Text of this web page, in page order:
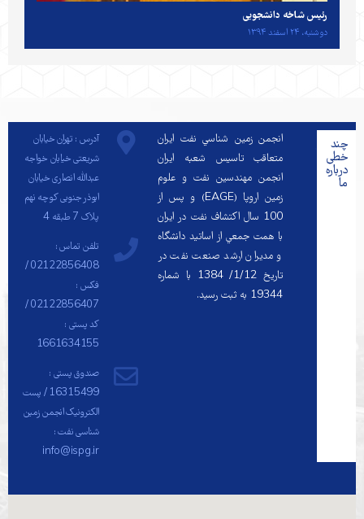
رئیس شاخه دانشجویی
دوشنبه، ۲۴ اسفند ۱۳۹۴
چند
خطی
درباره
ما
انجمن زمين شناسي نفت ايران
متعاقب تاسيس شعبه ايران
انجمن مهندسين نفت و علوم
زمين اروپا (EAGE) و پس از
100 سال اكتشاف نفت در ايران
با همت جمعي از اساتيد دانشگاه
و مديران ارشد صنعت نفت در
تاريخ 1/12/ 1384 با شماره
19344 به ثبت رسيد.
آدرس : تهران خیابان
شریعتی خیابان خواجه
عبدالله انصاری خیابان
ابوذر جنوبی کوچه نهم
پلاک 7 طبقه 4
تلفن تماس :
02122856408 /
فکس :
02122856407 /
کد پستی :
1661634155
صندوق پستی :
16315499 / پست
الکترونیک انجمن زمین
شناسی نفت :
info@ispg.ir